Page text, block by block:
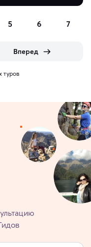
5 6 7
Вперед
туров